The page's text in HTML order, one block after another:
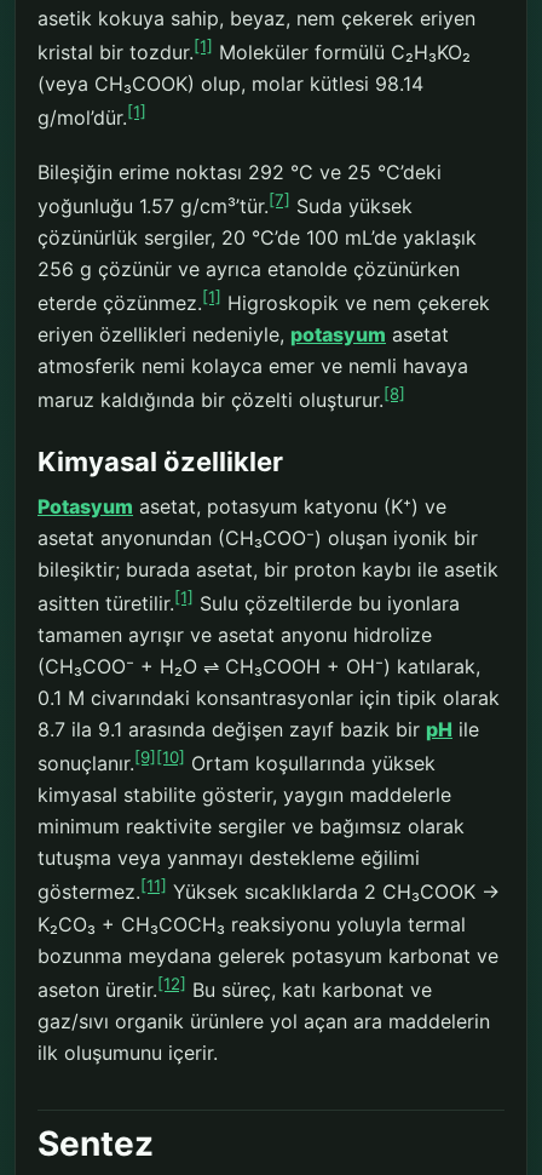
asetik kokuya sahip, beyaz, nem çekerek eriyen
kristal bir tozdur.[1] Moleküler formülü C₂H₃KO₂
(veya CH₃COOK) olup, molar kütlesi 98.14
g/mol’dür.[1]
Bileşiğin erime noktası 292 °C ve 25 °C’deki
yoğunluğu 1.57 g/cm³’tür.[7] Suda yüksek
çözünürlük sergiler, 20 °C’de 100 mL’de yaklaşık
256 g çözünür ve ayrıca etanolde çözünürken
eterde çözünmez.[1] Higroskopik ve nem çekerek
eriyen özellikleri nedeniyle, potasyum asetat
atmosferik nemi kolayca emer ve nemli havaya
maruz kaldığında bir çözelti oluşturur.[8]
Kimyasal özellikler
Potasyum asetat, potasyum katyonu (K⁺) ve
asetat anyonundan (CH₃COO⁻) oluşan iyonik bir
bileşiktir; burada asetat, bir proton kaybı ile asetik
asitten türetilir.[1] Sulu çözeltilerde bu iyonlara
tamamen ayrışır ve asetat anyonu hidrolize
(CH₃COO⁻ + H₂O ⇌ CH₃COOH + OH⁻) katılarak,
0.1 M civarındaki konsantrasyonlar için tipik olarak
8.7 ila 9.1 arasında değişen zayıf bazik bir pH ile
sonuçlanır.[9] [10] Ortam koşullarında yüksek
kimyasal stabilite gösterir, yaygın maddelerle
minimum reaktivite sergiler ve bağımsız olarak
tutuşma veya yanmayı destekleme eğilimi
göstermez.[11] Yüksek sıcaklıklarda 2 CH₃COOK →
K₂CO₃ + CH₃COCH₃ reaksiyonu yoluyla termal
bozunma meydana gelerek potasyum karbonat ve
aseton üretir.[12] Bu süreç, katı karbonat ve
gaz/sıvı organik ürünlere yol açan ara maddelerin
ilk oluşumunu içerir.
Sentez